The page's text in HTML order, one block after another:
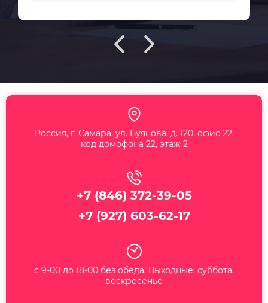
Россия, г. Самара, ул. Буянова, д. 120, офис 22,
код домофона 22, этаж 2
+7 (846) 372-39-05
+7 (927) 603-62-17
с 9-00 до 18-00 без обеда, Выходные: суббота,
воскресенье